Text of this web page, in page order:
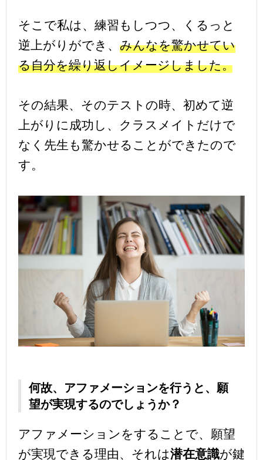
そこで私は、練習もしつつ、くるっと
逆上がりができ、 みんなを驚かせてい
る自分を繰り返しイメージしました。
その結果、そのテストの時、初めて逆
上がりに成功し、クラスメイトだけで
なく先生も驚かせることができたので
す。
何故、アファメーションを行うと、願
望が実現するのでしょうか？
アファメーションをすることで、願望
が実現できる理由、それは潜在意識が鍵